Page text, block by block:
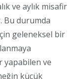
ve aylık misafir
Bu durumda
geleneksel bir
yapabilen ve
küçük